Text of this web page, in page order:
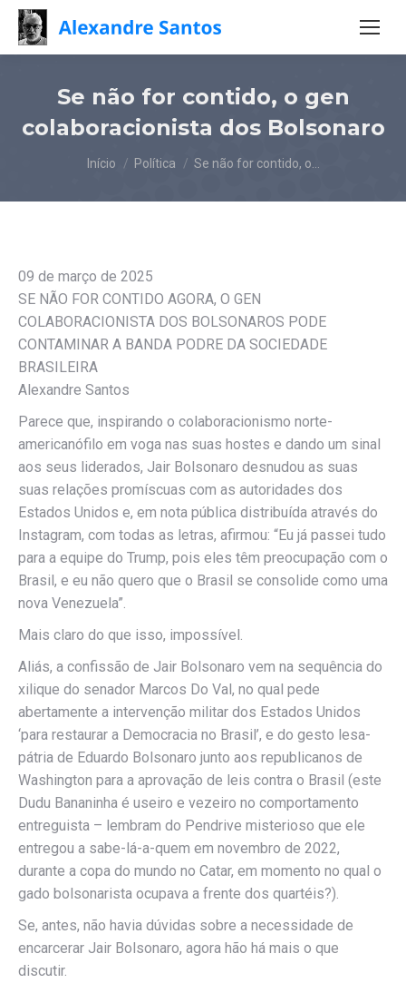
Se não for contido, o gen
colaboracionista dos Bolsonaro
Você está aqui:
Início Política Se não for contido, o…
09 de março de 2025
SE NÃO FOR CONTIDO AGORA, O GEN
COLABORACIONISTA DOS BOLSONAROS PODE
CONTAMINAR A BANDA PODRE DA SOCIEDADE
BRASILEIRA
Alexandre Santos
Parece que, inspirando o colaboracionismo norte-
americanófilo em voga nas suas hostes e dando um sinal
aos seus liderados, Jair Bolsonaro desnudou as suas
suas relações promíscuas com as autoridades dos
Estados Unidos e, em nota pública distribuída através do
Instagram, com todas as letras, afirmou: “Eu já passei tudo
para a equipe do Trump, pois eles têm preocupação com o
Brasil, e eu não quero que o Brasil se consolide como uma
nova Venezuela”.
Mais claro do que isso, impossível.
Aliás, a confissão de Jair Bolsonaro vem na sequência do
xilique do senador Marcos Do Val, no qual pede
abertamente a intervenção militar dos Estados Unidos
‘para restaurar a Democracia no Brasil’, e do gesto lesa-
pátria de Eduardo Bolsonaro junto aos republicanos de
Washington para a aprovação de leis contra o Brasil (este
Dudu Bananinha é useiro e vezeiro no comportamento
entreguista – lembram do Pendrive misterioso que ele
entregou a sabe-lá-a-quem em novembro de 2022,
durante a copa do mundo no Catar, em momento no qual o
gado bolsonarista ocupava a frente dos quartéis?).
Se, antes, não havia dúvidas sobre a necessidade de
encarcerar Jair Bolsonaro, agora hão há mais o que
discutir.